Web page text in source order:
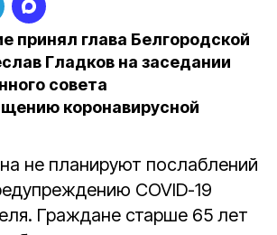
принял глава Белгородской
Гладков на заседании
совета
коронавирусной
не планируют послаблений
COVID-19
Граждане старше 65 лет